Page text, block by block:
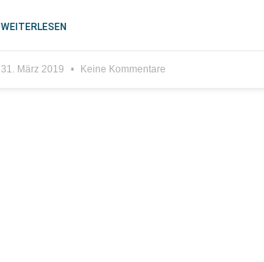
WEITERLESEN
31. März 2019 Keine Kommentare